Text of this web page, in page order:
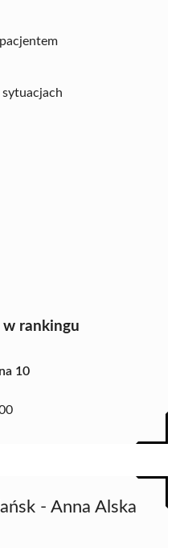
w rankingu
10
- Anna Alska